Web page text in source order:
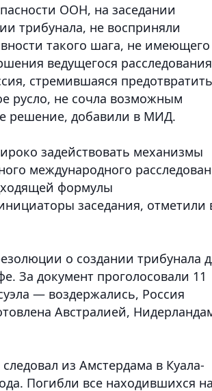
ООН, на заседании
трибунала, не восприняли
такого шага, не имеющего
ведущегося расследования
стремившаяся предотвратить
русло, не сочла возможным
решение, добавили в МИД.
задействовать механизмы
международного
формулы
заседания, отметили
о создании трибунала
За документ проголосовали 11
— воздержались, Россия
Австралией,
из Амстердама в Куала-
Погибли все находившихся на